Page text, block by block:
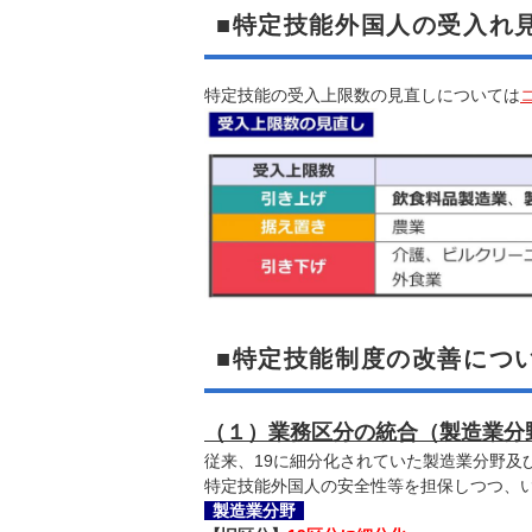
■特定技能外国人の受入れ
特定技能の受入上限数の見直しについては
■特定技能制度の改善につ
（１）業務区分の統合（製造業
従来、19に細分化されていた製造業分野
特定技能外国人の安全性等を担保しつつ、
製造業分野